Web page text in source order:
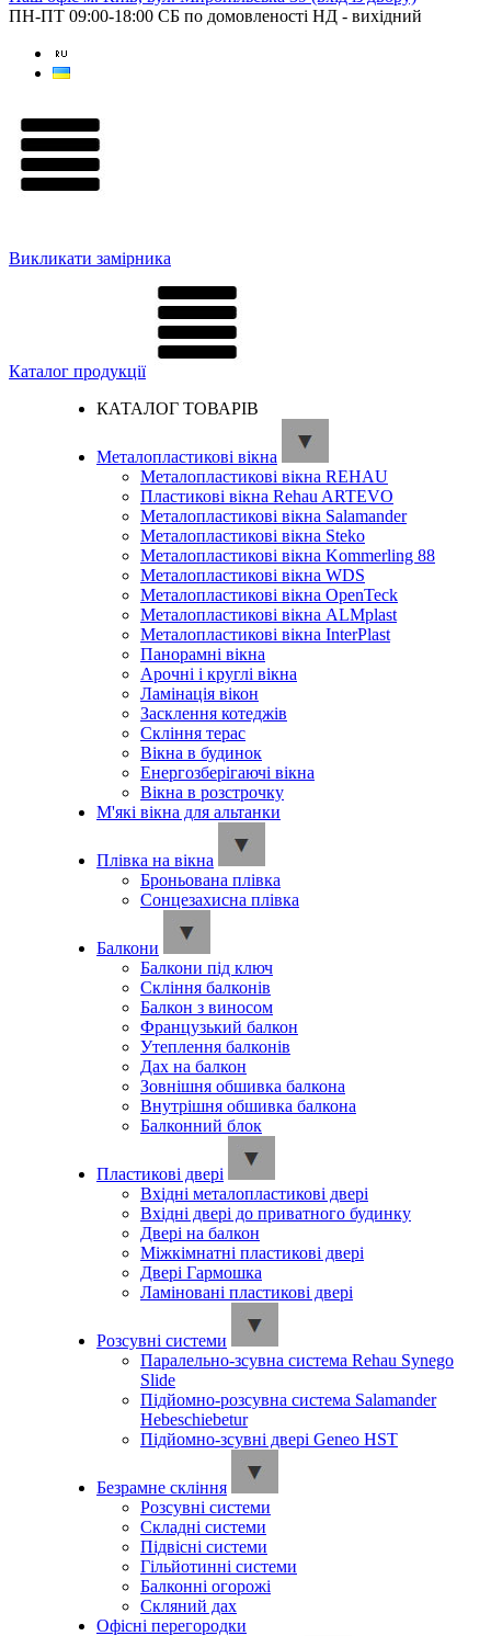
ПН-ПТ 09:00-18:00 СБ по домовленості НД - вихідний
Викликати замірника
Каталог продукції
КАТАЛОГ ТОВАРІВ
Металопластикові вікна
Металопластикові вікна REHAU
Пластикові вікна Rehau ARTEVO
Металопластикові вікна Salamander
Металопластикові вікна Steko
Металопластикові вікна Kommerling 88
Металопластикові вікна WDS
Металопластикові вікна OpenTeck
Металопластикові вікна ALMplast
Металопластикові вікна InterPlast
Панорамні вікна
Арочні і круглі вікна
Ламінація вікон
Засклення котеджів
Скління терас
Вікна в будинок
Енергозберігаючі вікна
Вікна в розстрочку
М'які вікна для альтанки
Плівка на вікна
Броньована плівка
Сонцезахисна плівка
Балкони
Балкони під ключ
Скління балконів
Балкон з виносом
Французький балкон
Утеплення балконів
Дах на балкон
Зовнішня обшивка балкона
Внутрішня обшивка балкона
Балконний блок
Пластикові двері
Вхідні металопластикові двері
Вхідні двері до приватного будинку
Двері на балкон
Міжкімнатні пластикові двері
Двері Гармошка
Ламіновані пластикові двері
Розсувні системи
Паралельно-зсувна система Rehau Synego
Slide
Підйомно-розсувна система Salamander
Hebeschiebetur
Підйомно-зсувні двері Geneo HST
Безрамне скління
Розсувні системи
Складні системи
Підвісні системи
Гільйотинні системи
Балконні огорожі
Скляний дах
Офісні перегородки